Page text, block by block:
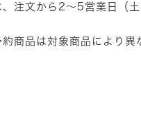
、注文から2～5営業日（
商品は対象商品により異